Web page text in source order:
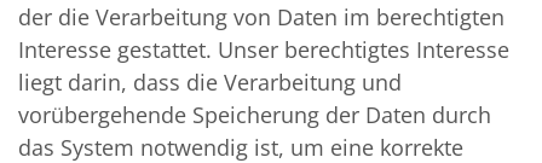
der die Verarbeitung von Daten im berechtigten
Interesse gestattet. Unser berechtigtes Interesse
liegt darin, dass die Verarbeitung und
vorübergehende Speicherung der Daten durch
das System notwendig ist, um eine korrekte